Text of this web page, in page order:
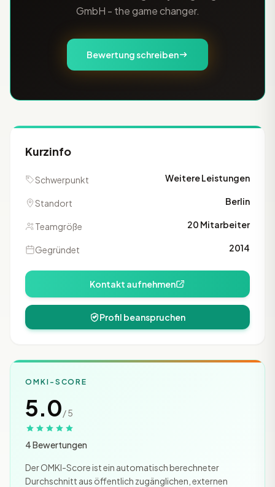
GmbH - the game changer.
Bewertung schreiben
Kurzinfo
Schwerpunkt Weitere Leistungen
Standort Berlin
Teamgröße 20 Mitarbeiter
Gegründet 2014
Kontakt aufnehmen
Profil beanspruchen
OMKI-SCORE
5.0/ 5
4 Bewertungen
Der OMKI-Score ist ein automatisch berechneter
Durchschnitt aus öffentlich zugänglichen, externen